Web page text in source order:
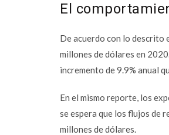
El
De acuerdo con lo descrito
millones de dólares en
incremento de 9.9% anual
En el mismo reporte, los
se espera que los flujos de
millones de dólares.